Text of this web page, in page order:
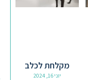
מקלחת לכלב
יוני 16, 2024